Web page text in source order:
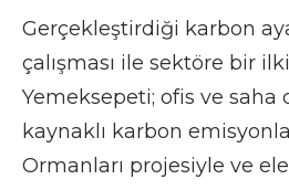
Gerçekleştirdiği karbon
çalışması ile sektöre bir
Yemeksepeti; ofis ve saha
kaynaklı karbon
Ormanları projesiyle ve